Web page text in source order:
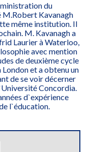
du
M.Robert Kavanagh
même institution. Il
M. Kavanagh a
Laurier à Waterloo,
avec mention
de deuxième cycle
et a obtenu un
de se voir décerner
Concordia.
d`expérience
l`éducation.